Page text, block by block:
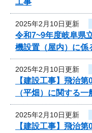
2025年2月10日更新
令和7~9年度岐阜県
機設置（屋内）に係
2025年2月10日更新
【建設工事】飛治
（平畑）に関する
2025年2月10日更新
【建設工事】飛治